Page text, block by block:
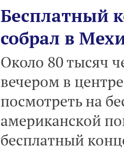
Бесплатный
собрал в
Около 80 тысяч
вечером в
посмотреть на
американской
бесплатный